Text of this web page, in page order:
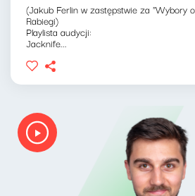
(Jakub Ferlin w zastępstwie za "Wybory
Rabiegi)
Playlista audycji:
Jacknife...